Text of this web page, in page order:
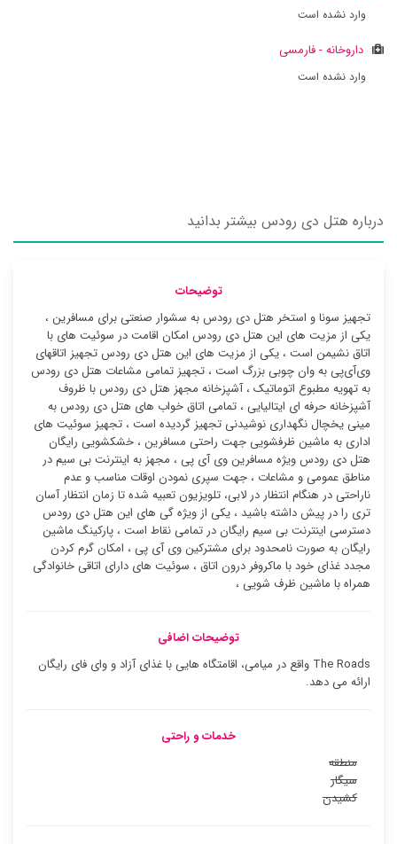
وارد نشده است
داروخانه - فارمسی
وارد نشده است
درباره هتل دی رودس بیشتر بدانید
توضیحات
تجهیز سونا و استخر هتل دی رودس به سشوار صنعتی برای مسافرین ،
یکی از مزیت های این هتل دی رودس امکان اقامت در سوئیت ‌های با
اتاق نشیمن است ، یکی از مزیت های این هتل دی رودس تجهیز اتاقهای
وی‌آی‌پی به وان چوبی بزرگ است ، تجهیز تمامی مشاعات هتل دی رودس
به تهویه مطبوع اتوماتیک ، آشپزخانه مجهز هتل دی رودس با ظروف
آشپزخانه حرفه ای ایتالیایی ، تمامی اتاق خواب های هتل دی رودس به
مینی یخچال نگهداری نوشیدنی تجهیز گردیده است ، تجهیز سوئیت ‌های
اداری به ماشین ظرفشویی جهت راحتی مسافرین ، خشکشویی رایگان
هتل دی رودس ویژه مسافرین وی آی پی ، مجهز به اینترنت بی سیم در
مناطق عمومی و مشاعات ، جهت سپری نمودن اوقات مناسب و عدم
ناراحتی در هنگام انتظار در لابی، تلویزیون تعبیه شده تا زمان انتظار آسان
تری را در پیش داشته باشید ، یکی از ویژه گی های این هتل دی رودس
دسترسی اینترنت بی سیم رایگان در تمامی نقاط است ، پارکینگ ماشین
رایگان به صورت نامحدود برای مشترکین وی آی پی ، امکان گرم کردن
مجدد غذای خود با ماکروفر درون اتاق ، سوئیت ‌های دارای اتاقی خانوادگی
همراه با ماشین ظرف شویی ،
توضیحات اضافی
The Roads واقع در میامی، اقامتگاه هایی با غذای آزاد و وای فای رایگان
ارائه می دهد.
خدمات و راحتی
منطقه
سیگار
کشیدن